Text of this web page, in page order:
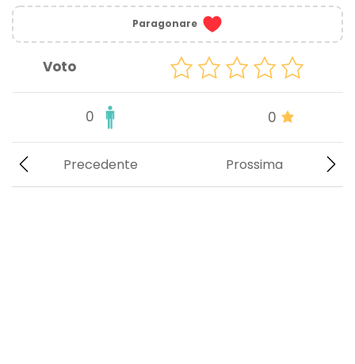
Paragonare
Voto
0 0
Prossima
Precedente